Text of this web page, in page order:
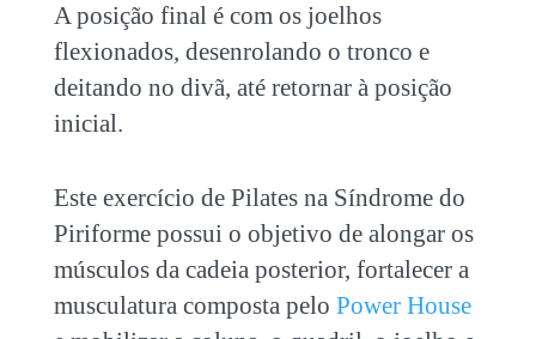
A posição final é com os joelhos
flexionados, desenrolando o tronco e
deitando no divã, até retornar à posição
inicial.
Este exercício de Pilates na Síndrome do
Piriformepossui o objetivo de alongar os
músculos da cadeia posterior, fortalecer a
musculatura composta pelo Power House